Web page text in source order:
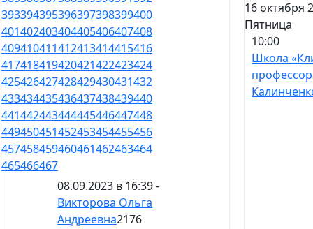
393394395396397398399400
401402403404405406407408
409410411412413414415416
417418419420421422423424
425426427428429430431432
433434435436437438439440
441442443444445446447448
449450451452453454455456
457458459460461462463464
465466467
08.09.2023 в 16:39 -
Викторова Ольга
Андреевна2176
16 октября
Пятница
10:00
Школа